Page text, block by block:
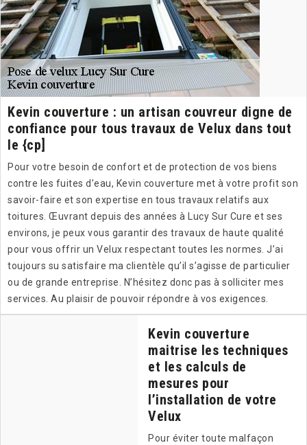
Kevin couverture : un artisan couvreur digne de
confiance pour tous travaux de Velux dans tout
le {cp]
Pour votre besoin de confort et de protection de vos biens
contre les fuites d’eau, Kevin couverture met à votre profit son
savoir-faire et son expertise en tous travaux relatifs aux
toitures. Œuvrant depuis des années à Lucy Sur Cure et ses
environs, je peux vous garantir des travaux de haute qualité
pour vous offrir un Velux respectant toutes les normes. J’ai
toujours su satisfaire ma clientèle qu’il s’agisse de particulier
ou de grande entreprise. N’hésitez donc pas à solliciter mes
services. Au plaisir de pouvoir répondre à vos exigences.
Kevin couverture
maitrise les techniques
et les calculs de
mesures pour
l’installation de votre
Velux
Pour éviter toute malfaçon